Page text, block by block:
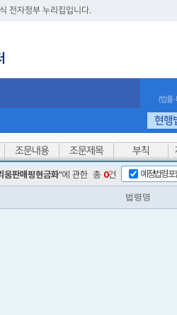
전자정부 누리집입니다.
(법률
현행
조문내용 조문제목 부칙
판매핑현금화"에 관한 총 0건 예정법령포
법령명